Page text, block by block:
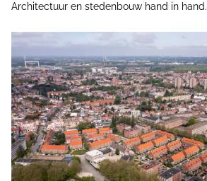
Architectuur en stedenbouw hand in hand.